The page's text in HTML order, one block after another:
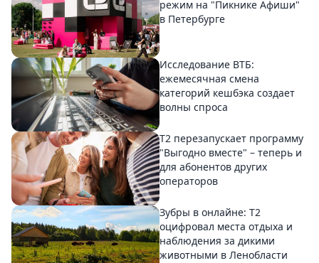
режим на "Пикнике Афиши"
в Петербурге
Исследование ВТБ:
ежемесячная смена
категорий кешбэка создает
волны спроса
Т2 перезапускает программу
"Выгодно вместе" – теперь и
для абонентов других
операторов
Зубры в онлайне: Т2
оцифровал места отдыха и
наблюдения за дикими
животными в Ленобласти